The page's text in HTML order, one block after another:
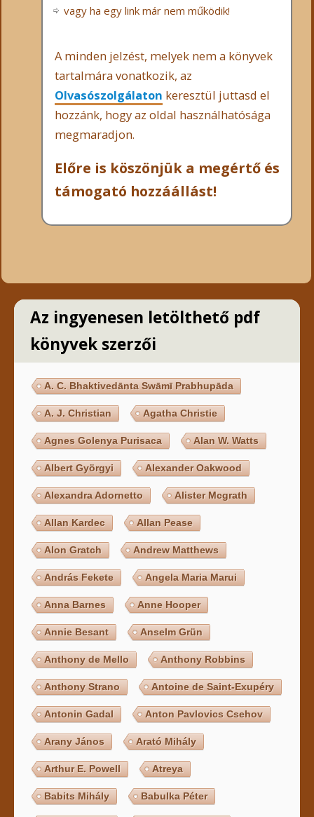
vagy ha egy link már nem működik!
A minden jelzést, melyek nem a könyvek
tartalmára vonatkozik, az
Olvasószolgálaton keresztül juttasd el
hozzánk, hogy az oldal használhatósága
megmaradjon.
Előre is köszönjük a megértő és
támogató hozzáállást!
Az ingyenesen letölthető pdf
könyvek szerzői
A. C. Bhaktivedānta Swāmī Prabhupāda
A. J. Christian Agatha Christie
Agnes Golenya Purisaca Alan W. Watts
Albert Györgyi Alexander Oakwood
Alexandra Adornetto Alister Mcgrath
Allan Kardec Allan Pease
Alon Gratch Andrew Matthews
András Fekete Angela Maria Marui
Anna Barnes Anne Hooper
Annie Besant Anselm Grün
Anthony de Mello Anthony Robbins
Anthony Strano Antoine de Saint-Exupéry
Antonin Gadal Anton Pavlovics Csehov
Arany János Arató Mihály
Arthur E. Powell Atreya
Babits Mihály Babulka Péter